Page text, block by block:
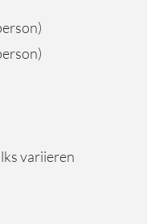
variieren